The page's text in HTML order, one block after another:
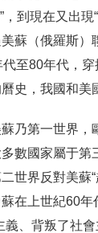
，到現在又出現
蘇（俄羅斯）
至80年代，
史，我國和美
乃第一世界，
數國家屬于第
世界反對美蘇“
在上世紀60年
義、背叛了社